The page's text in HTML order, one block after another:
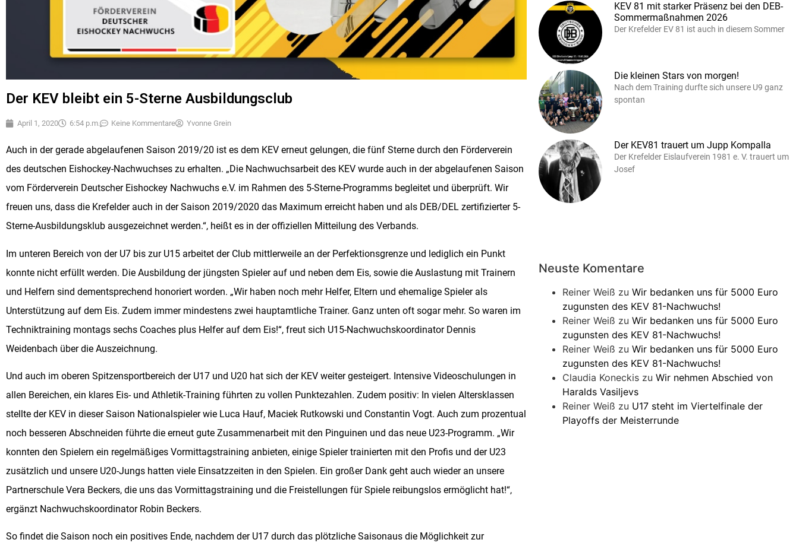
Der KEV bleibt ein 5-Sterne Ausbildungsclub
April 1, 2020 6:54 p.m. Keine Kommentare Yvonne Grein
Auch in der gerade abgelaufenen Saison 2019/20 ist es dem KEV erneut gelungen, die fünf Sterne durch den Förderverein
des deutschen Eishockey-Nachwuchses zu erhalten. „Die Nachwuchsarbeit des KEV wurde auch in der abgelaufenen Saison
vom Förderverein Deutscher Eishockey Nachwuchs e.V. im Rahmen des 5-Sterne-Programms begleitet und überprüft. Wir
freuen uns, dass die Krefelder auch in der Saison 2019/2020 das Maximum erreicht haben und als DEB/DEL zertifizierter 5-
Sterne-Ausbildungsklub ausgezeichnet werden.“, heißt es in der offiziellen Mitteilung des Verbands.
Im unteren Bereich von der U7 bis zur U15 arbeitet der Club mittlerweile an der Perfektionsgrenze und lediglich ein Punkt
konnte nicht erfüllt werden. Die Ausbildung der jüngsten Spieler auf und neben dem Eis, sowie die Auslastung mit Trainern
und Helfern sind dementsprechend honoriert worden. „Wir haben noch mehr Helfer, Eltern und ehemalige Spieler als
Unterstützung auf dem Eis. Zudem immer mindestens zwei hauptamtliche Trainer. Ganz unten oft sogar mehr. So waren im
Techniktraining montags sechs Coaches plus Helfer auf dem Eis!“, freut sich U15-Nachwuchskoordinator Dennis
Weidenbach über die Auszeichnung.
Und auch im oberen Spitzensportbereich der U17 und U20 hat sich der KEV weiter gesteigert. Intensive Videoschulungen in
allen Bereichen, ein klares Eis- und Athletik-Training führten zu vollen Punktezahlen. Zudem positiv: In vielen Altersklassen
stellte der KEV in dieser Saison Nationalspieler wie Luca Hauf, Maciek Rutkowski und Constantin Vogt. Auch zum prozentual
noch besseren Abschneiden führte die erneut gute Zusammenarbeit mit den Pinguinen und das neue U23-Programm. „Wir
konnten den Spielern ein regelmäßiges Vormittagstraining anbieten, einige Spieler trainierten mit den Profis und der U23
zusätzlich und unsere U20-Jungs hatten viele Einsatzzeiten in den Spielen. Ein großer Dank geht auch wieder an unsere
Partnerschule Vera Beckers, die uns das Vormittagstraining und die Freistellungen für Spiele reibungslos ermöglicht hat!“,
ergänzt Nachwuchskoordinator Robin Beckers.
So findet die Saison noch ein positives Ende, nachdem der U17 durch das plötzliche Saisonaus die Möglichkeit zur
KEV 81 mit starker Präsenz bei den DEB-
Sommermaßnahmen 2026
Der Krefelder EV 81 ist auch in diesem Sommer
Die kleinen Stars von morgen!
Nach dem Training durfte sich unsere U9 ganz
spontan
Der KEV81 trauert um Jupp Kompalla
Der Krefelder Eislaufverein 1981 e. V. trauert um
Josef
Neuste Komentare
Reiner Weiß zu Wir bedanken uns für 5000 Euro
zugunsten des KEV 81-Nachwuchs!
Reiner Weiß zu Wir bedanken uns für 5000 Euro
zugunsten des KEV 81-Nachwuchs!
Reiner Weiß zu Wir bedanken uns für 5000 Euro
zugunsten des KEV 81-Nachwuchs!
Claudia Koneckiszu Wir nehmen Abschied von
Haralds Vasiljevs
Reiner Weiß zu U17 steht im Viertelfinale der
Playoffs der Meisterrunde